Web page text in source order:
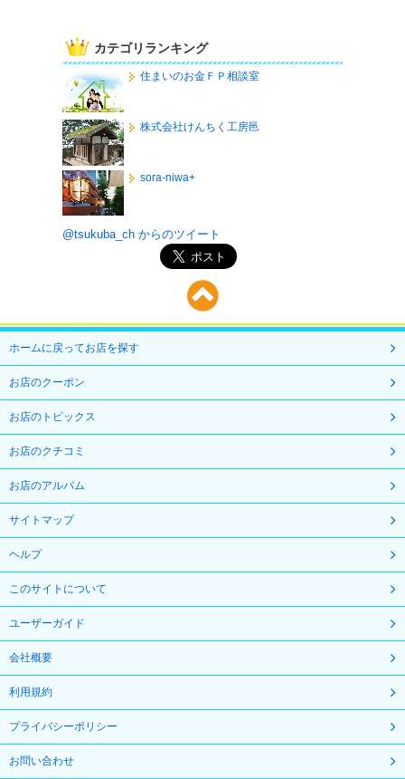
カテゴリランキング
住まいのお金ＦＰ相談室
株式会社けんちく工房邑
sora-niwa+
@tsukuba_ch からのツイート
ホームに戻ってお店を探す
お店のクーポン
お店のトピックス
お店のクチコミ
お店のアルバム
サイトマップ
ヘルプ
このサイトについて
ユーザーガイド
会社概要
利用規約
プライバシーポリシー
お問い合わせ